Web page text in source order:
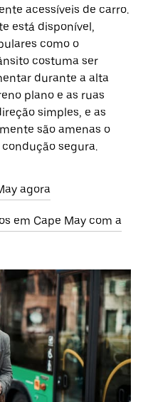
acessíveis de carro.
está disponível,
como o
costuma ser
durante a alta
plano e as ruas
simples, e as
são amenas o
segura.
agora
em Cape May com a